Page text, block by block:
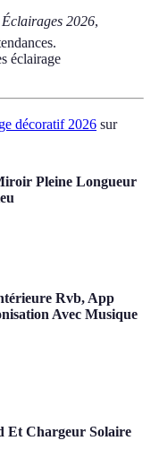
Éclairages 2026,
éclairage
décoratif 2026 sur
Pleine Longueur
Rvb, App
Avec Musique
Et Chargeur Solaire